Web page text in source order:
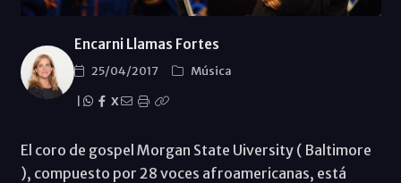
Encarni Llamas Fortes
25/04/2017
Música
X
El coro de gospel Morgan State Uiversity ( Baltimore
), compuesto por 28 voces afroamericanas, está